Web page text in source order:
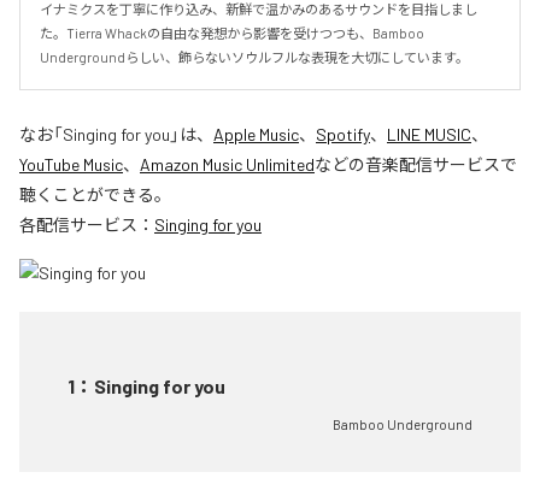
イナミクスを丁寧に作り込み、新鮮で温かみのあるサウンドを目指しまし
た。Tierra Whackの自由な発想から影響を受けつつも、Bamboo
Undergroundらしい、飾らないソウルフルな表現を大切にしています。
なお「Singing for you 」は、 Apple Music、 Spotify、 LINE MUSIC、
YouTube Music、 Amazon Music Unlimitedなどの音楽配信サービスで
聴くことができる。
各配信サービス： Singing for you
1 ： Singing for you
Bamboo Underground